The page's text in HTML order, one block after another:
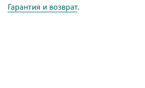
Гарантия и возврат.